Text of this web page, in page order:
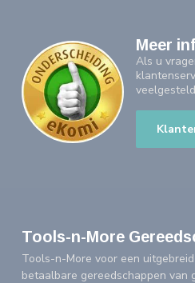
Meer
Als u
Tools-n-More
Tools-n-More voor een
betaalbare gereedschappen van